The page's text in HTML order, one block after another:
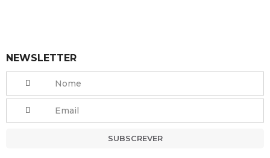
NEWSLETTER
SUBSCREVER